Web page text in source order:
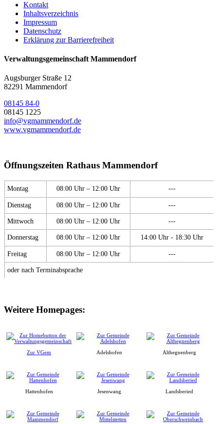
Kontakt
Inhaltsverzeichnis
Impressum
Datenschutz
Erklärung zur Barrierefreiheit
Verwaltungsgemeinschaft Mammendorf
Augsburger Straße 12
82291 Mammendorf
08145 84-0
08145 1225
info@vgmammendorf.de
www.vgmammendorf.de
Öffnungszeiten Rathaus Mammendorf
Montag 08:00 Uhr – 12:00 Uhr ---
Dienstag 08:00 Uhr – 12:00 Uhr ---
Mittwoch 08:00 Uhr – 12:00 Uhr ---
Donnerstag 08:00 Uhr – 12:00 Uhr 14:00 Uhr - 18:30 Uhr
Freitag 08:00 Uhr – 12:00 Uhr ---
oder nach Terminabsprache
Weitere Homepages:
Zur VGem Adelshofen Althegnenberg
Hattenhofen Jesenwang Landsberied